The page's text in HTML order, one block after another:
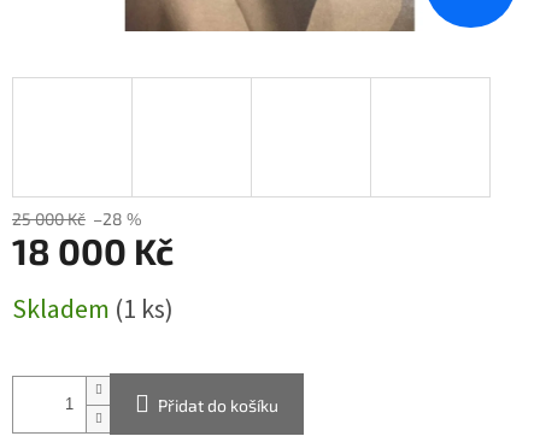
25 000 Kč –28 %
18 000 Kč
cena:
Skladem (1 ks)
Přidat do košíku